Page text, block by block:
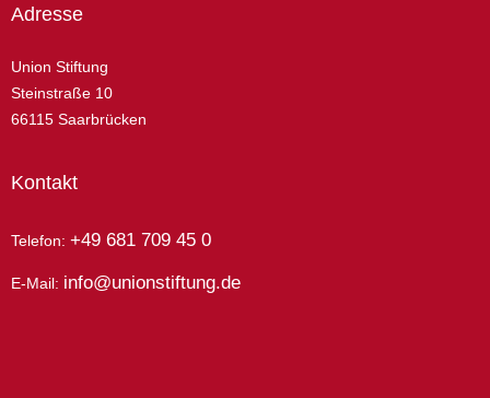
Adresse
Union Stiftung
Steinstraße 10
66115 Saarbrücken
Kontakt
Telefon: +49 681 709 45 0
E-Mail: info@unionstiftung.de